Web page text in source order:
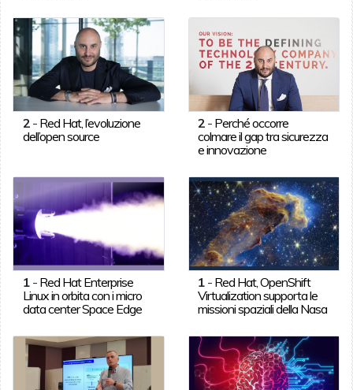
2- Red Hat, l’evoluzione
dell’open source
2 - Perché occorre
colmare il gap tra sicurezza
e innovazione
1- Red Hat Enterprise
Linux in orbita con i micro
data center Space Edge
1 - Red Hat, OpenShift
Virtualization supporta le
missioni spaziali della Nasa